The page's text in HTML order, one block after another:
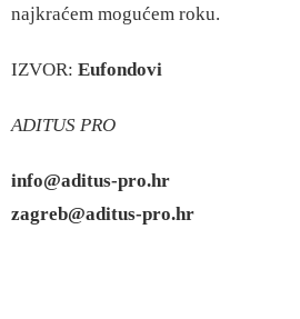
najkraćem mogućem roku.
IZVOR: Eufondovi
ADITUS PRO
info@aditus-pro.hr
zagreb@aditus-pro.hr